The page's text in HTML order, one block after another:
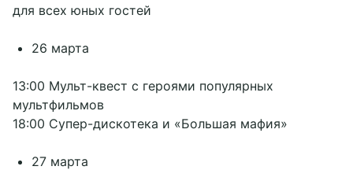
для всех юных гостей
26 марта
13:00 Мульт-квест с героями популярных
мультфильмов
18:00 Супер-дискотека и «Большая мафия»
27 марта